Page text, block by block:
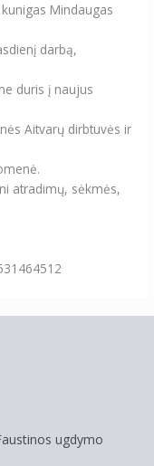
Mindaugas
darbą,
duris į naujus
Aitvarų dirbtuvės ir
atradimų, sėkmės,
ugdymo